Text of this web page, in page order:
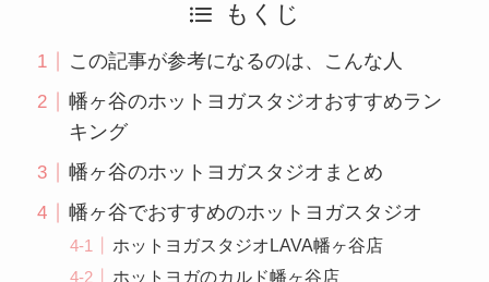
もくじ
この記事が参考になるのは、こんな人
幡ヶ谷のホットヨガスタジオおすすめラン
キング
幡ヶ谷のホットヨガスタジオまとめ
幡ヶ谷でおすすめのホットヨガスタジオ
ホットヨガスタジオLAVA幡ヶ谷店
ホットヨガのカルド幡ヶ谷店